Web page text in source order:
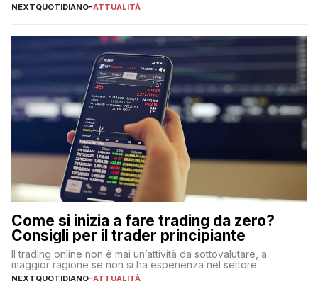
NEXTQUOTIDIANO-ATTUALITÀ
Come si inizia a fare trading da zero?
Consigli per il trader principiante
Il trading online non è mai un’attività da sottovalutare, a
maggior ragione se non si ha esperienza nel settore.
NEXTQUOTIDIANO-ATTUALITÀ